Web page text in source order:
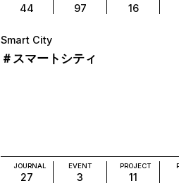
44 97 16
Smart City
＃スマートシティ
JOURNAL
27
EVENT
3
PROJECT
11